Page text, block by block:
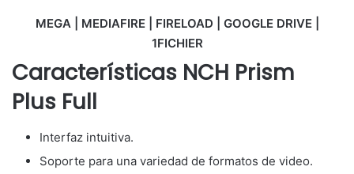
MEGA | MEDIAFIRE | FIRELOAD | GOOGLE DRIVE |
1FICHIER
Características NCH Prism
Plus Full
Interfaz intuitiva.
Soporte para una variedad de formatos de video.